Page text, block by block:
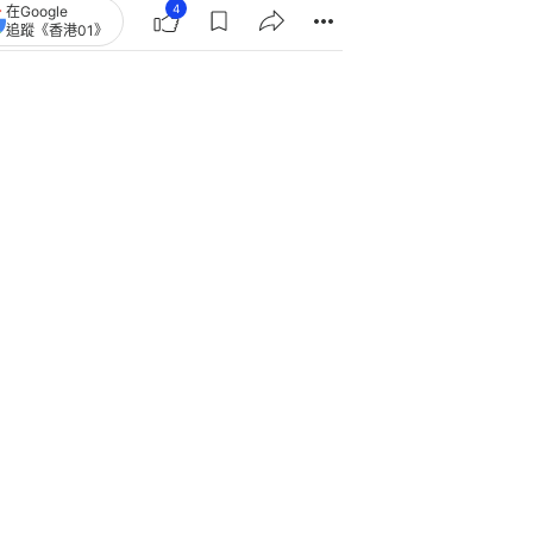
在Google
追蹤《香港01》
4